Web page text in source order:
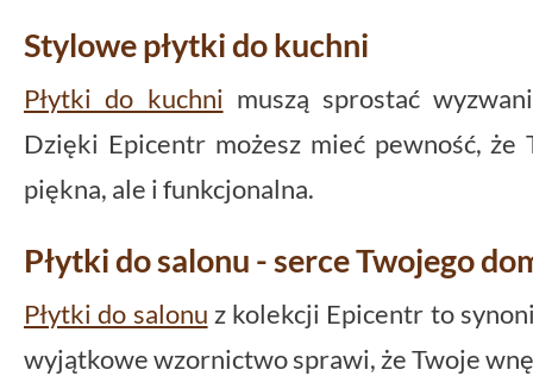
Stylowe płytki do kuchni
Płytki do kuchni muszą sprostać
Dzięki Epicentr możesz mieć pewność,
piękna, ale i funkcjonalna.
Płytki do salonu - serce Twojego
Płytki do salonu z kolekcji Epicentr to
wyjątkowe wzornictwo sprawi, że Twoje